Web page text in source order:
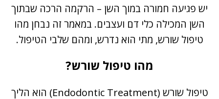
יש פגיעה חמורה במוך השן – הרקמה הרכה שבתוך
השן המכילה כלי דם ועצבים. במאמר זה נבחן מהו
טיפול שורש, מתי הוא נדרש, ומהם שלבי הטיפול.
מהו טיפול שורש?
טיפול שורש (Endodontic Treatment) הוא הליך